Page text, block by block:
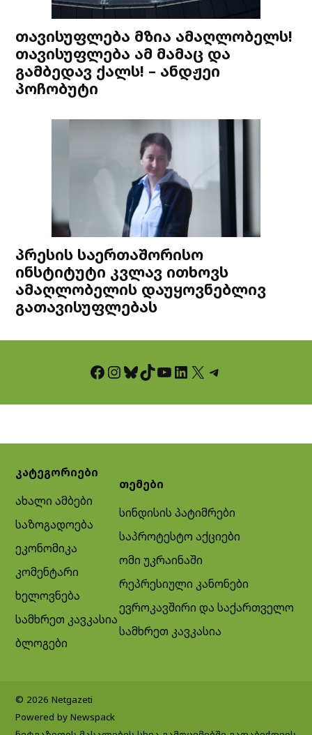
თავისუფლება მზია ამაღლობელს!
თავისუფლება ამ მამაც და
გამბედავ ქალს! – ანდჟეი
პოჩობუტი
პრესის საერთაშორისო
ინსტიტუტი კვლავ ითხოვს
ამაღლობელის დაუყოვნებლივ
გათავისუფლებას
Facebook InstagramBluesky TikTok YouTube LinkedIn X Telegram
კატეგორიები
ახალი ამბები
საზოგადოება
ეკონომიკა
კომენტარი
ხელოვნება
სამხრეთ კავკასია
ბლოგები
თემები
სინდისის პატიმრები
საპროტესტო აქციები
ომი უკრაინაში
რეპრესიული კანონები
ევროკავშირი და საქართველო
სამხრეთ კავკასია
© 2026 Netgazeti
Powered by Newspack